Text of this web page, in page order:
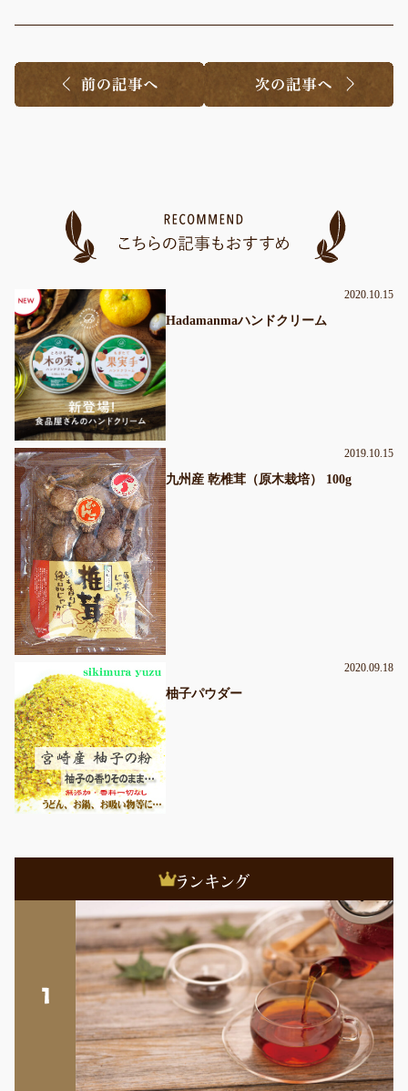
2020.10.15
Hadamanmaハンドクリーム
2019.10.15
九州産 乾椎茸（原木栽培） 100g
2020.09.18
柚子パウダー